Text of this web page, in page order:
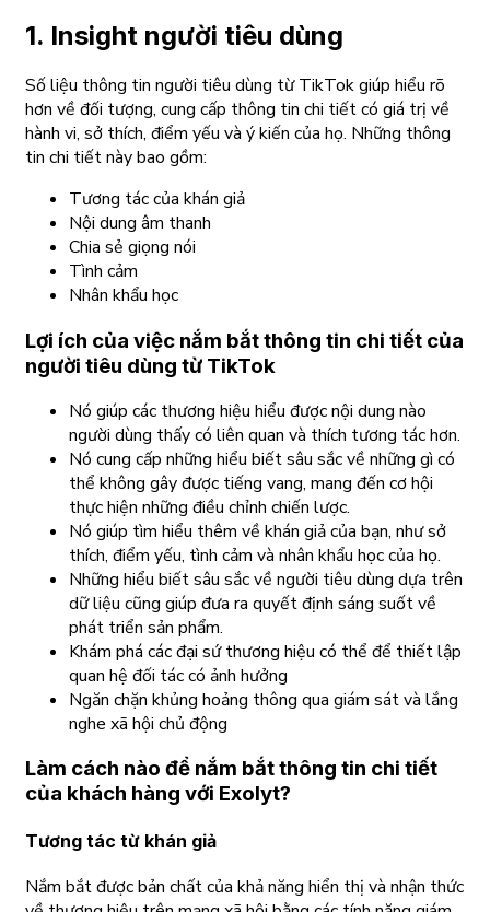
1. Insight người tiêu dùng
Số liệu thông tin người tiêu dùng từ TikTok giúp hiểu rõ
hơn về đối tượng, cung cấp thông tin chi tiết có giá trị về
hành vi, sở thích, điểm yếu và ý kiến của họ. Những thông
tin chi tiết này bao gồm:
Tương tác của khán giả
Nội dung âm thanh
Chia sẻ giọng nói
Tình cảm
Nhân khẩu học
Lợi ích của việc nắm bắt thông tin chi tiết của
người tiêu dùng từ TikTok
Nó giúp các thương hiệu hiểu được nội dung nào
người dùng thấy có liên quan và thích tương tác hơn.
Nó cung cấp những hiểu biết sâu sắc về những gì có
thể không gây được tiếng vang, mang đến cơ hội
thực hiện những điều chỉnh chiến lược.
Nó giúp tìm hiểu thêm về khán giả của bạn, như sở
thích, điểm yếu, tình cảm và nhân khẩu học của họ.
Những hiểu biết sâu sắc về người tiêu dùng dựa trên
dữ liệu cũng giúp đưa ra quyết định sáng suốt về
phát triển sản phẩm.
Khám phá các đại sứ thương hiệu có thể để thiết lập
quan hệ đối tác có ảnh hưởng
Ngăn chặn khủng hoảng thông qua giám sát và lắng
nghe xã hội chủ động
Làm cách nào để nắm bắt thông tin chi tiết
của khách hàng với Exolyt?
Tương tác từ khán giả
Nắm bắt được bản chất của khả năng hiển thị và nhận thức